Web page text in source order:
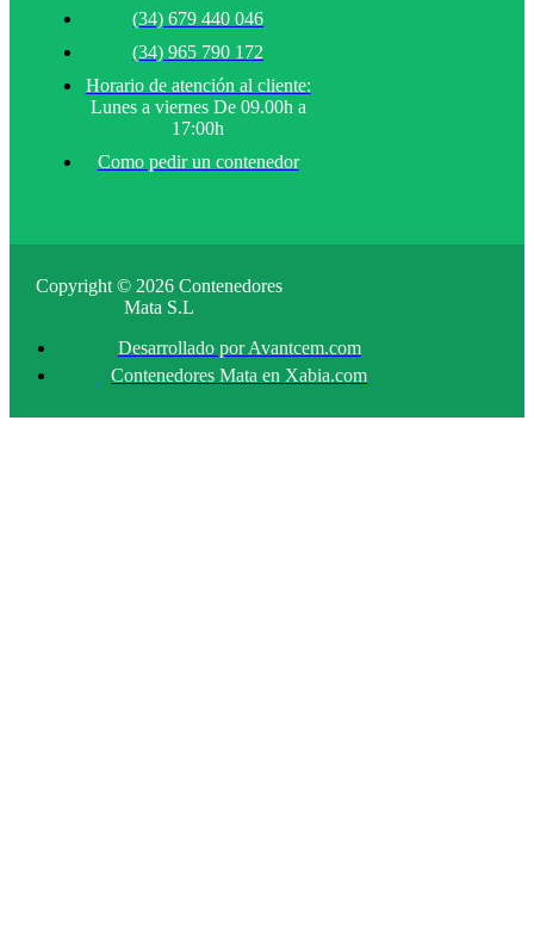
(34) 679 440 046
(34) 965 790 172
Horario de atención al cliente:
Lunes a viernes De 09.00h a
17:00h
Como pedir un contenedor
Copyright © 2026 Contenedores
Mata S.L
Desarrollado por Avantcem.com
Contenedores Mata en Xabia.com